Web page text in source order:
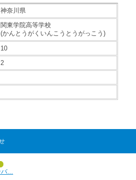
神奈川県
関東学院高等学校
(かんとうがくいんこうとうがっこう)
10
2
...